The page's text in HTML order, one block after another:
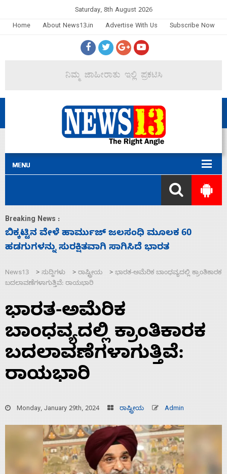
Saturday, 8th August 2026
Home
About News13.in Advertise With Us Subscribe Now
Breaking News :
ನಾಗೇಂದ್ರ ರಾಜೀನಾಮೆ ಕೊಡದಿದ್ದರೆ ಸದನ ನಡೆಸಲು
ಬಿಡೆವು: ಛಲವಾದಿ ನಾರಾಯಣಸ್ವಾಮಿ
News13 > ಸುದ್ದಿಗಳು > ರಾಷ್ಟ್ರೀಯ > ಭಾರತ-ಅಮೆರಿಕ ಬಾಂಧವ್ಯದಲ್ಲಿ ಕ್ರಾಂತಿಕಾರಕ
ಬದಲಾವಣೆಗಳಾಗುತ್ತಿವೆ: ರಾಯಭಾರಿ
ಭಾರತ-ಅಮೆರಿಕ
ಬಾಂಧವ್ಯದಲ್ಲಿ ಕ್ರಾಂತಿಕಾರಕ
ಬದಲಾವಣೆಗಳಾಗುತ್ತಿವೆ:
ರಾಯಭಾರಿ
Monday, January 29th, 2024 ರಾಷ್ಟ್ರೀಯ Admin